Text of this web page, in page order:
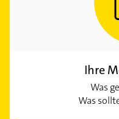
Ihre
Was
Was